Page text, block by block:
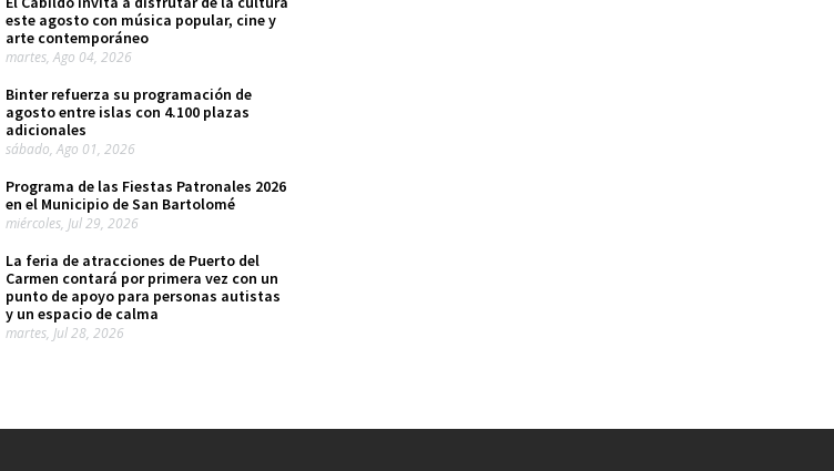
este agosto con música popular, cine y
arte contemporáneo
martes, Ago 04, 2026
Binter refuerza su programación de
agosto entre islas con 4.100 plazas
adicionales
sábado, Ago 01, 2026
Programa de las Fiestas Patronales 2026
en el Municipio de San Bartolomé
miércoles, Jul 29, 2026
La feria de atracciones de Puerto del
Carmen contará por primera vez con un
punto de apoyo para personas autistas
y un espacio de calma
martes, Jul 28, 2026